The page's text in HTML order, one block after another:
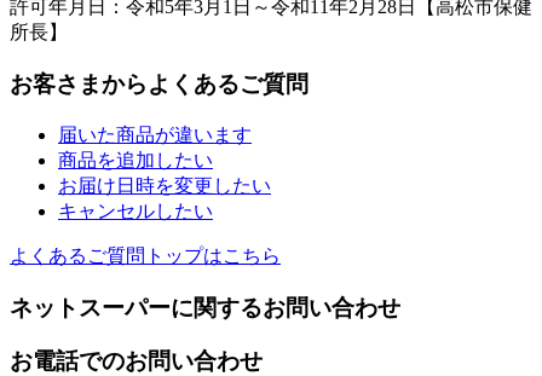
許可年月日：令和5年3月1日～令和11年2月28日【高松市保健
所長】
お客さまからよくあるご質問
届いた商品が違います
商品を追加したい
お届け日時を変更したい
キャンセルしたい
よくあるご質問トップはこちら
ネットスーパーに関するお問い合わせ
お電話でのお問い合わせ